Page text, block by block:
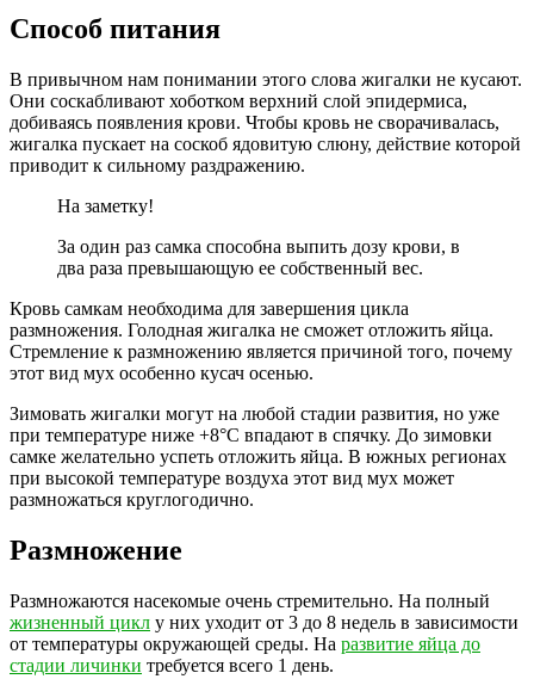
Способ питания
В привычном нам понимании этого слова жигалки не кусают.
Они соскабливают хоботком верхний слой эпидермиса,
добиваясь появления крови. Чтобы кровь не сворачивалась,
жигалка пускает на соскоб ядовитую слюну, действие которой
приводит к сильному раздражению.
На заметку!
За один раз самка способна выпить дозу крови, в
два раза превышающую ее собственный вес.
Кровь самкам необходима для завершения цикла
размножения. Голодная жигалка не сможет отложить яйца.
Стремление к размножению является причиной того, почему
этот вид мух особенно кусач осенью.
Зимовать жигалки могут на любой стадии развития, но уже
при температуре ниже +8°С впадают в спячку. До зимовки
самке желательно успеть отложить яйца. В южных регионах
при высокой температуре воздуха этот вид мух может
размножаться круглогодично.
Размножение
Размножаются насекомые очень стремительно. На полный
жизненный цикл у них уходит от 3 до 8 недель в зависимости
от температуры окружающей среды. На развитие яйца до
стадии личинки требуется всего 1 день.